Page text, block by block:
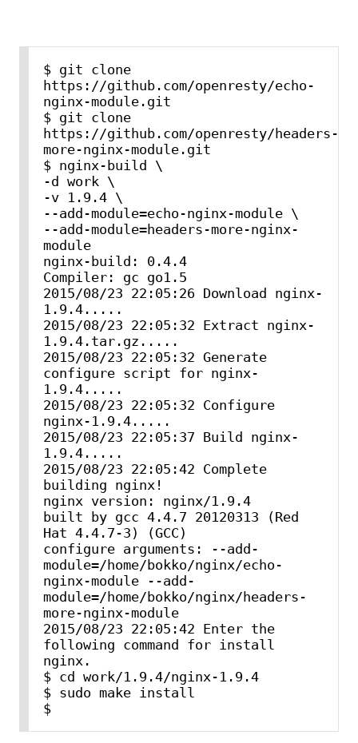
$ git clone
https://github.com/openresty/echo-
nginx-module.git
$ git clone
https://github.com/openresty/headers-
more-nginx-module.git
$ nginx-build \
-d work \
-v 1.9.4 \
--add-module=echo-nginx-module \
--add-module=headers-more-nginx-
module
nginx-build: 0.4.4
Compiler: gc go1.5
2015/08/23 22:05:26 Download nginx-
1.9.4.....
2015/08/23 22:05:32 Extract nginx-
1.9.4.tar.gz.....
2015/08/23 22:05:32 Generate
configure script for nginx-
1.9.4.....
2015/08/23 22:05:32 Configure
nginx-1.9.4.....
2015/08/23 22:05:37 Build nginx-
1.9.4.....
2015/08/23 22:05:42 Complete
building nginx!
nginx version: nginx/1.9.4
built by gcc 4.4.7 20120313 (Red
Hat 4.4.7-3) (GCC)
configure arguments: --add-
module=/home/bokko/nginx/echo-
nginx-module --add-
module=/home/bokko/nginx/headers-
more-nginx-module
2015/08/23 22:05:42 Enter the
following command for install
nginx.
$ cd work/1.9.4/nginx-1.9.4
$ sudo make install
$